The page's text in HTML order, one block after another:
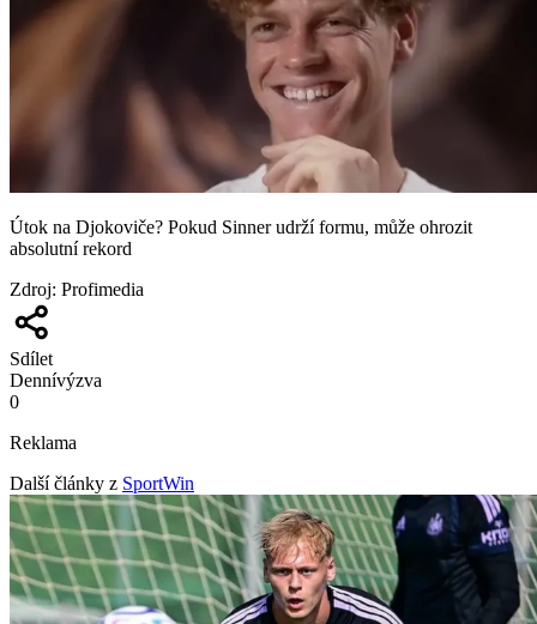
Útok na Djokoviče? Pokud Sinner udrží formu, může ohrozit
absolutní rekord
Zdroj: Profimedia
Sdílet
Dennívýzva
0
Reklama
Další články z SportWin